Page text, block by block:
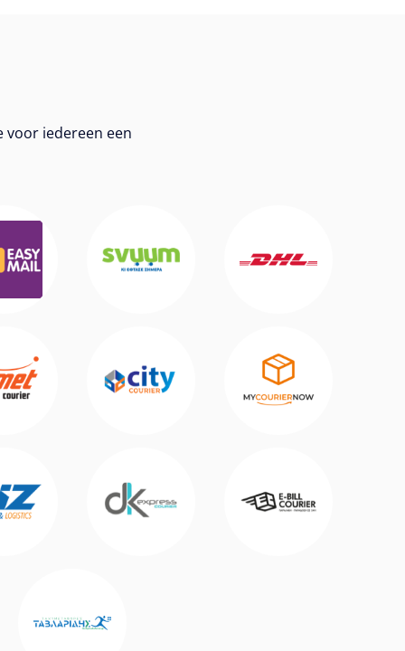
voor iedereen een